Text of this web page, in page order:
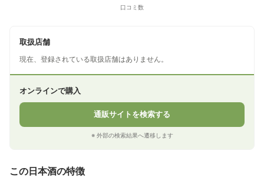
口コミ数
取扱店舗
現在、登録されている取扱店舗はありません。
オンラインで購入
通販サイトを検索する
※ 外部の検索結果へ遷移します
この日本酒の特徴